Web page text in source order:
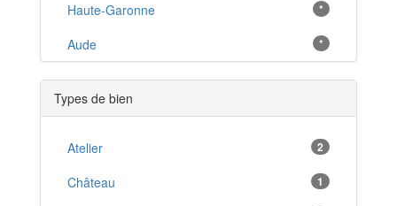
Aussillon *
Pont-de-Larn *
Saint-Sulpice-la-Pointe *
Labruguière *
Labastide-Rouairoux *
Puylaurens *
Haute-Garonne *
Aude *
Types de bien
Atelier 2
Château 1